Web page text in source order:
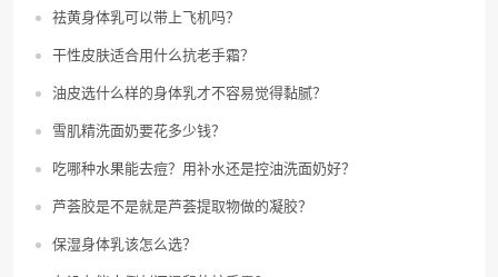
祛黄身体乳可以带上飞机吗？
干性皮肤适合用什么抗老手霜？
油皮选什么样的身体乳才不容易觉得黏腻？
雪肌精洗面奶要花多少钱？
吃哪种水果能去痘？用补水还是控油洗面奶好？
芦荟胶是不是就是芦荟提取物做的凝胶？
保湿身体乳该怎么选？